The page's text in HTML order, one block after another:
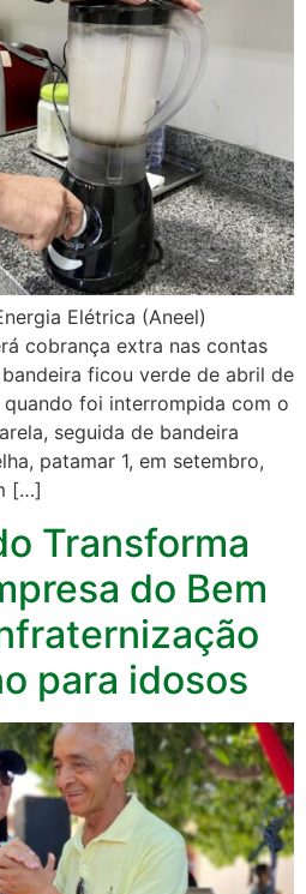
Elétrica (Aneel)
cobrança extra nas contas
ficou verde de abril de
foi interrompida com o
seguida de bandeira
patamar 1, em setembro,
[…]
Transforma
do Bem
para idosos